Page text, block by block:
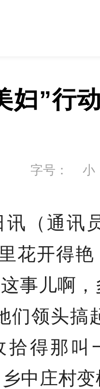
妇”行
字号： 小
讯（通讯
花开得艳
事儿啊，
们领头搞
得那叫
中庄村变